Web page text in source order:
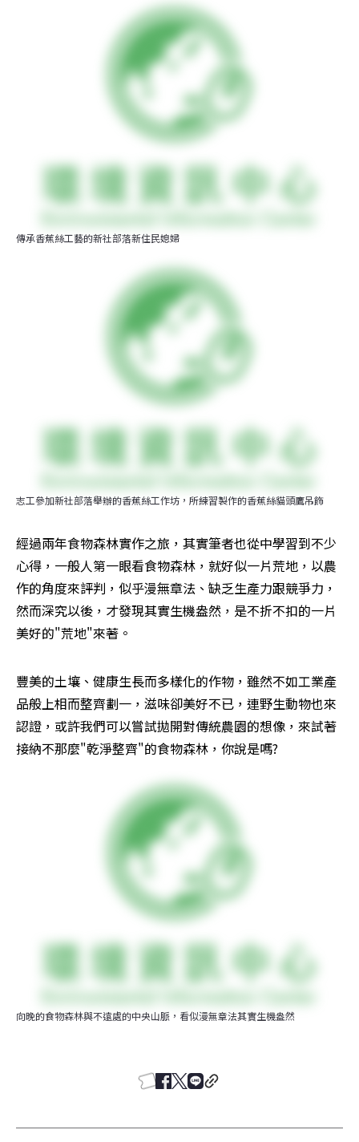
傳承香蕉絲工藝的新社部落新住民媳婦
志工參加新社部落舉辦的香蕉絲工作坊，所練習製作的香蕉絲貓頭鷹吊飾
經過兩年食物森林實作之旅，其實筆者也從中學習到不少
心得，一般人第一眼看食物森林，就好似一片荒地，以農
作的角度來評判，似乎漫無章法、缺乏生產力跟競爭力，
然而深究以後，才發現其實生機盎然，是不折不扣的一片
美好的"荒地"來著。
豐美的土壤、健康生長而多樣化的作物，雖然不如工業產
品般上相而整齊劃一，滋味卻美好不已，連野生動物也來
認證，或許我們可以嘗試拋開對傳統農園的想像，來試著
接納不那麼"乾淨整齊"的食物森林，你說是嗎?
向晚的食物森林與不遠處的中央山脈，看似漫無章法其實生機盎然